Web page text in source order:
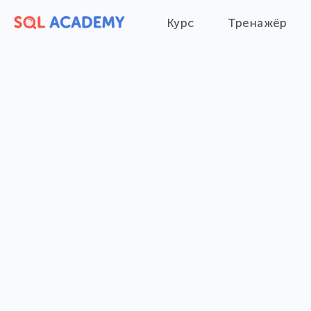
Курс Тренажёр